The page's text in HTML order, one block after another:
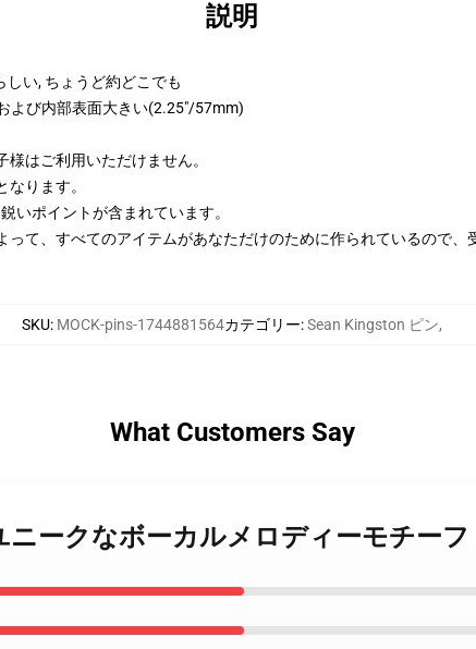
説明
い, ちょうど約どこでも
よび内部表面大きい(2.25"/57mm)
はご利用いただけません。
ります。
いポイントが含まれています。
って、すべてのアイテムがあなただけのために作られているので
SKU: MOCK-pins-1744881564カテゴリー:Sean Kingston ピン,
What Customers Say
ークなボーカルメロディーモチーフ